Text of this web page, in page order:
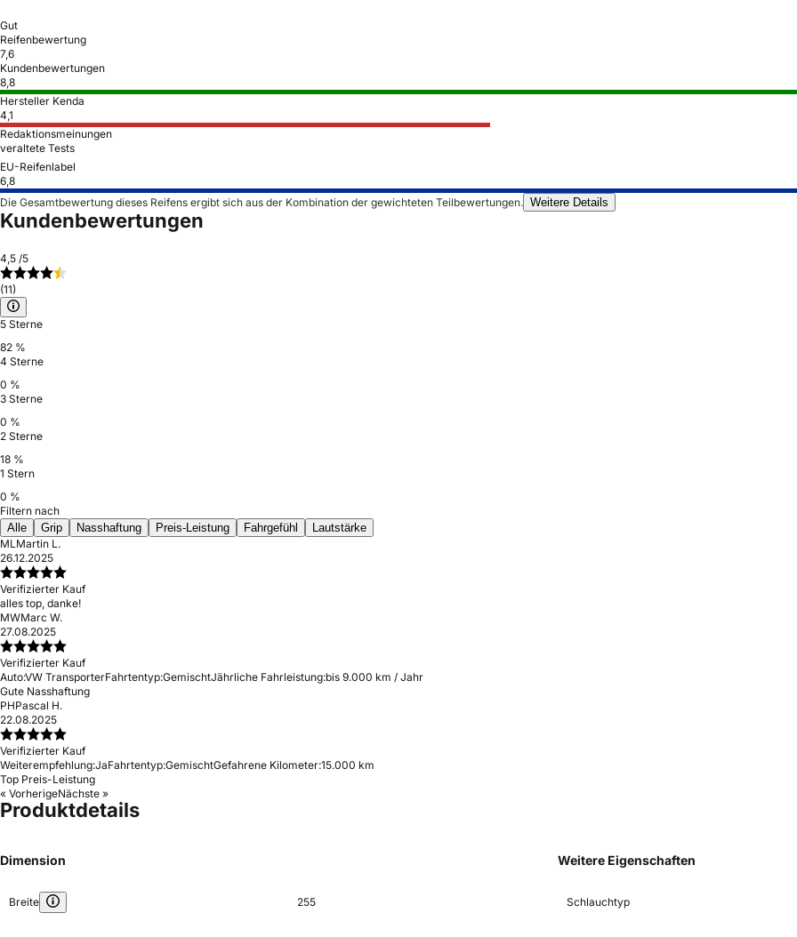
Gut
Reifenbewertung
7,6
Kundenbewertungen
8,8
Hersteller Kenda
4,1
Redaktionsmeinungen
veraltete Tests
EU-Reifenlabel
6,8
Die Gesamtbewertung dieses Reifens ergibt sich aus der Kombination der gewichteten Teilbewertungen. Weitere Details
Kundenbewertungen
4,5 /5
(11)
5 Sterne
82 %
4 Sterne
0 %
3 Sterne
0 %
2 Sterne
18 %
1 Stern
0 %
Filtern nach
Alle
Grip Nasshaftung Preis-Leistung Fahrgefühl
Lautstärke
ML Martin L.
26.12.2025
Verifizierter Kauf
alles top, danke!
MWMarc W.
27.08.2025
Verifizierter Kauf
Auto:VW TransporterFahrtentyp:GemischtJährliche Fahrleistung:bis 9.000 km / Jahr
Gute Nasshaftung
PHPascal H.
22.08.2025
Verifizierter Kauf
Weiterempfehlung:JaFahrtentyp:GemischtGefahrene Kilometer:15.000 km
Top Preis-Leistung
« VorherigeNächste »
Produktdetails
Dimension
Breite 255
Weitere Eigenschaften
Schlauchtyp